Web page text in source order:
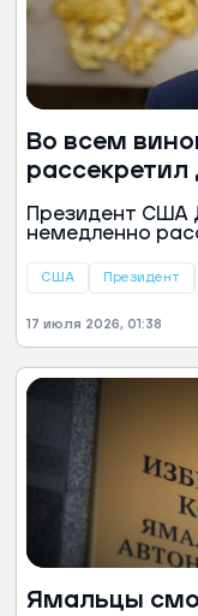
Во всем
выборов в
Президент США
немедленно
информацию о
США Президент
17 июля 2026, 01:38
Ямальцы